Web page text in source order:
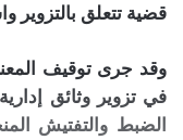
قضية تتعلق بالتزوير
وقد جرى توقيف
في تزوير وثائق